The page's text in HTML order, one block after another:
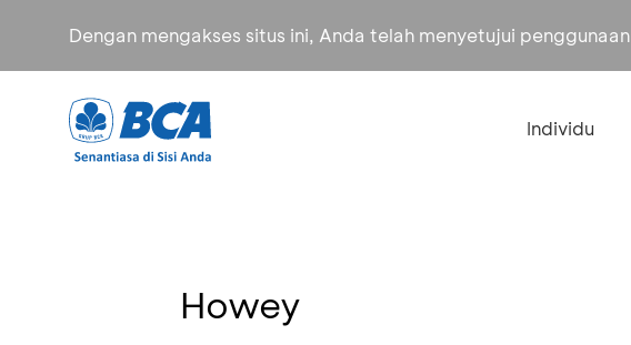
Dengan mengakses situs ini, Anda telah menyetujui penggunaan
Individu
Howey